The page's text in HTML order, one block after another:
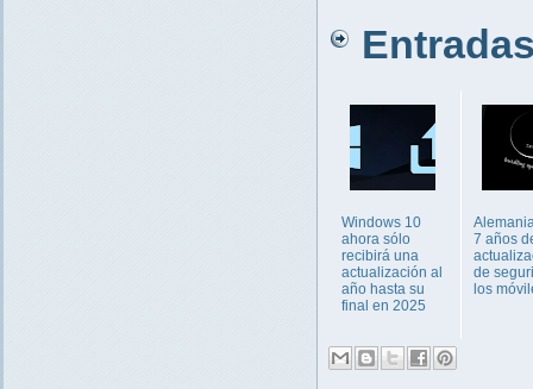
Entradas
Windows 10
ahora sólo
recibirá una
actualización al
año hasta su
final en 2025
7 años
de
los